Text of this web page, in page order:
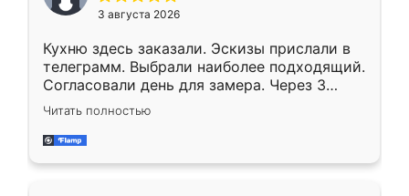
3 августа 2026
Кухню здесь заказали. Эскизы прислали в
телеграмм. Выбрали наиболее подходящий.
Согласовали день для замера. Через 3
недели кухня была уже готова. Остались
довольны работой. Спасибо Ренессанс
мебель за качественную работу!
Читать полностью